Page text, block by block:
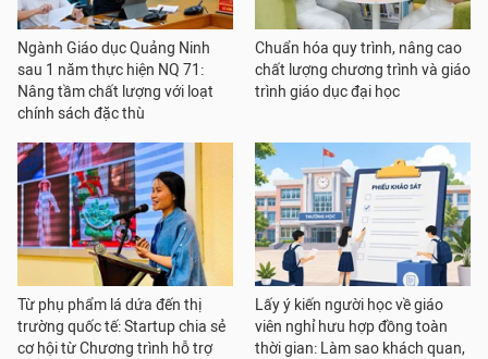
Ngành Giáo dục Quảng Ninh
sau 1 năm thực hiện NQ 71:
Nâng tầm chất lượng với loạt
chính sách đặc thù
Chuẩn hóa quy trình, nâng cao
chất lượng chương trình và giáo
trình giáo dục đại học
Từ phụ phẩm lá dứa đến thị
trường quốc tế: Startup chia sẻ
cơ hội từ Chương trình hỗ trợ
Lấy ý kiến người học về giáo
viên nghỉ hưu hợp đồng toàn
thời gian: Làm sao khách quan,